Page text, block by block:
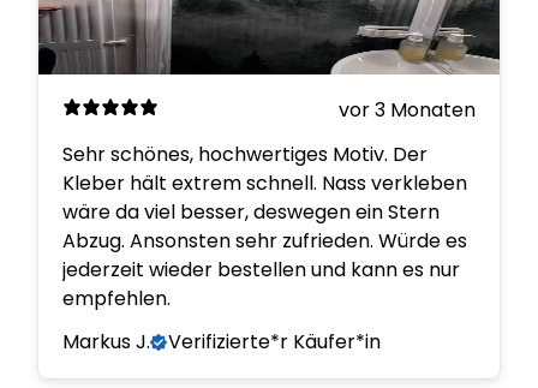
vor 3 Monaten
Sehr schönes, hochwertiges Motiv. Der
Kleber hält extrem schnell. Nass verkleben
wäre da viel besser, deswegen ein Stern
Abzug. Ansonsten sehr zufrieden. Würde es
jederzeit wieder bestellen und kann es nur
empfehlen.
Markus J.
Verifizierte*r Käufer*in